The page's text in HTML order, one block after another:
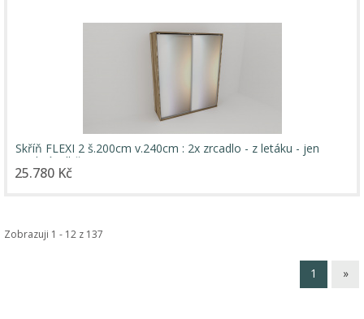
Skříň FLEXI 2 š.200cm v.240cm : 2x zrcadlo - z letáku - jen
osobní odběr
25.780 Kč
Zobrazuji 1 - 12 z 137
1 »